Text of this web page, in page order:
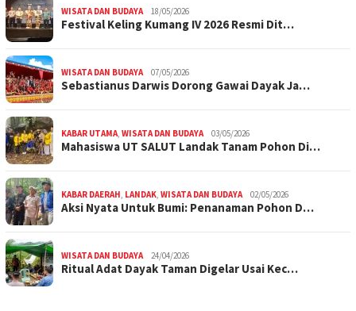
WISATA DAN BUDAYA 18/05/2026
Festival Keling Kumang IV 2026 Resmi Dit…
WISATA DAN BUDAYA 07/05/2026
Sebastianus Darwis Dorong Gawai Dayak Ja…
KABAR UTAMA, WISATA DAN BUDAYA 03/05/2026
Mahasiswa UT SALUT Landak Tanam Pohon Di…
KABAR DAERAH, LANDAK, WISATA DAN BUDAYA 02/05/2026
Aksi Nyata Untuk Bumi: Penanaman Pohon D…
WISATA DAN BUDAYA 24/04/2026
Ritual Adat Dayak Taman Digelar Usai Kec…